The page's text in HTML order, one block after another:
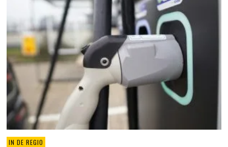
IN DE REGIO